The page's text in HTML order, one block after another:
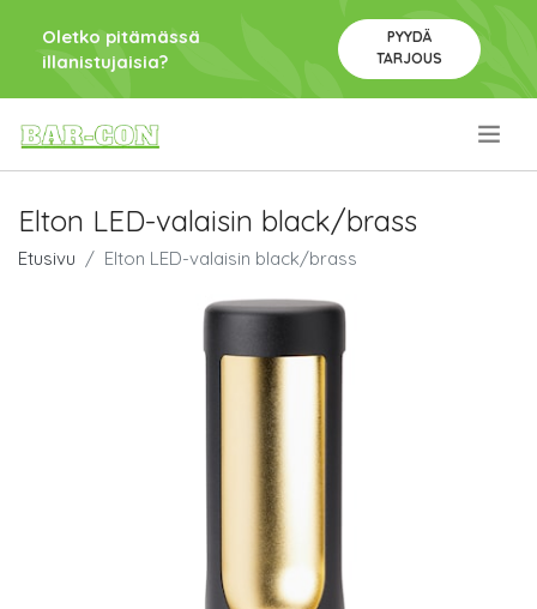
Oletko pitämässä
illanistujaisia?
PYYDÄ
TARJOUS
Elton LED-valaisin black/brass
Etusivu Elton LED-valaisin black/brass